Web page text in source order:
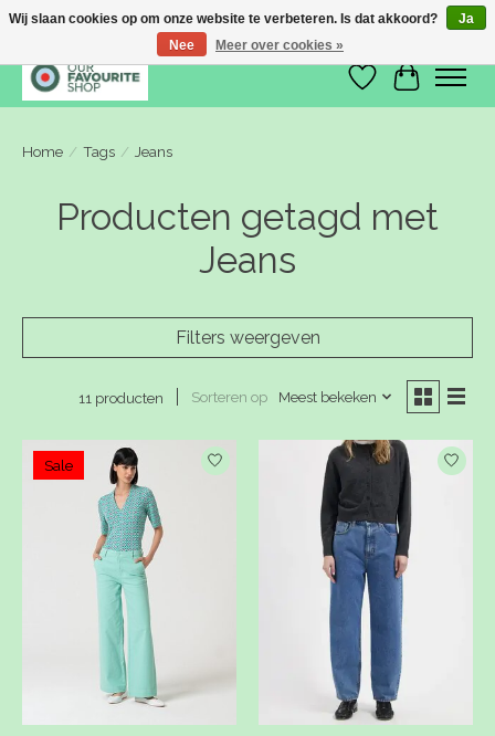
Verlanglijst
Home / Tags / Jeans
Producten getagd met
Jeans
Filters weergeven
11 producten Sorteren op Meest bekeken
Sale
Wij slaan cookies op om onze website te verbeteren. Is dat akkoord?
Ja
Nee
Meer over cookies »